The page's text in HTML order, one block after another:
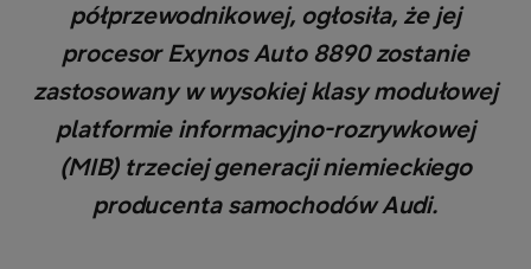
półprzewodnikowej, ogłosiła, że jej
procesor Exynos Auto 8890 zostanie
zastosowany w wysokiej klasy modułowej
platformie informacyjno-rozrywkowej
(MIB) trzeciej generacji niemieckiego
producenta samochodów Audi.